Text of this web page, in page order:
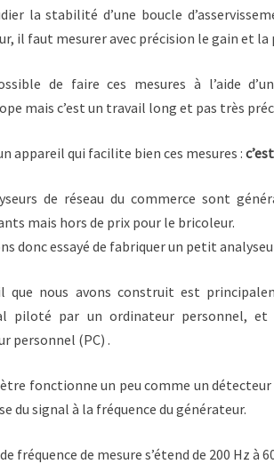
la stabilité d’une boucle
il faut mesurer avec précision le gain et la
de faire ces mesures à l’aide
mais c’est un travail long et pas très
appareil qui facilite bien ces mesures :
de réseau du commerce sont
mais hors de prix pour le bricoleur.
donc essayé de fabriquer un petit
que nous avons construit est
piloté par un ordinateur personnel,
personnel (PC) .
fonctionne un peu comme un
du signal à la fréquence du générateur.
fréquence de mesure s’étend de 200 Hz à